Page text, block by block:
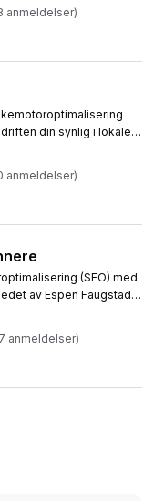
anmeldelser)
din synlig i lokale
deg å forstå hvordan
anmeldelser)
(SEO) med
av Espen Faugstad.
av SEO, fra
til...
anmeldelser)